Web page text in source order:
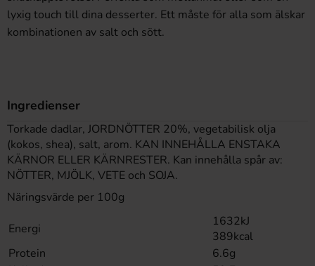
lyxig touch till dina desserter. Ett måste för alla som älskar
kombinationen av salt och sött.
Ingredienser
Torkade dadlar, JORDNÖTTER 20%, vegetabilisk olja
(kokos, shea), salt, arom. KAN INNEHÅLLA ENSTAKA
KÄRNOR ELLER KÄRNRESTER. Kan innehålla spår av:
NÖTTER, MJÖLK, VETE och SOJA.
Näringsvärde per 100g
Energi
1632kJ
389kcal
Protein
6.6g